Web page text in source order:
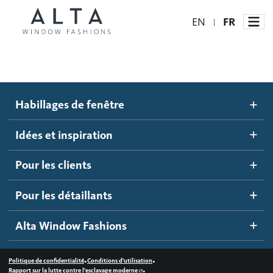
EN | FR
Stores automatisés
Stores alvéolés
Stores à enrouleur
Stores à bandes
Stores translucides
Stores en bois
Idées et inspiration
Blogue
Galerie d'inspiration
Comment ça marche
Devenir un détaillant
Accès détaillant
Contactez-nous
Habillages de fenêtre
Idées et inspiration
Pour les clients
Pour les détaillants
Alta Window Fashions
Politique de confidentialité•Conditions d'utilisation•
Rapport sur la lutte contre l'esclavage moderne •